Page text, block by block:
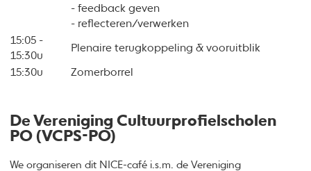
- feedback geven
- reflecteren/verwerken
15:05 -
15:30u
Plenaire terugkoppeling & vooruitblik
15:30u Zomerborrel
De Vereniging Cultuurprofielscholen
PO (VCPS-PO)
We organiseren dit NICE-café i.s.m. de Vereniging